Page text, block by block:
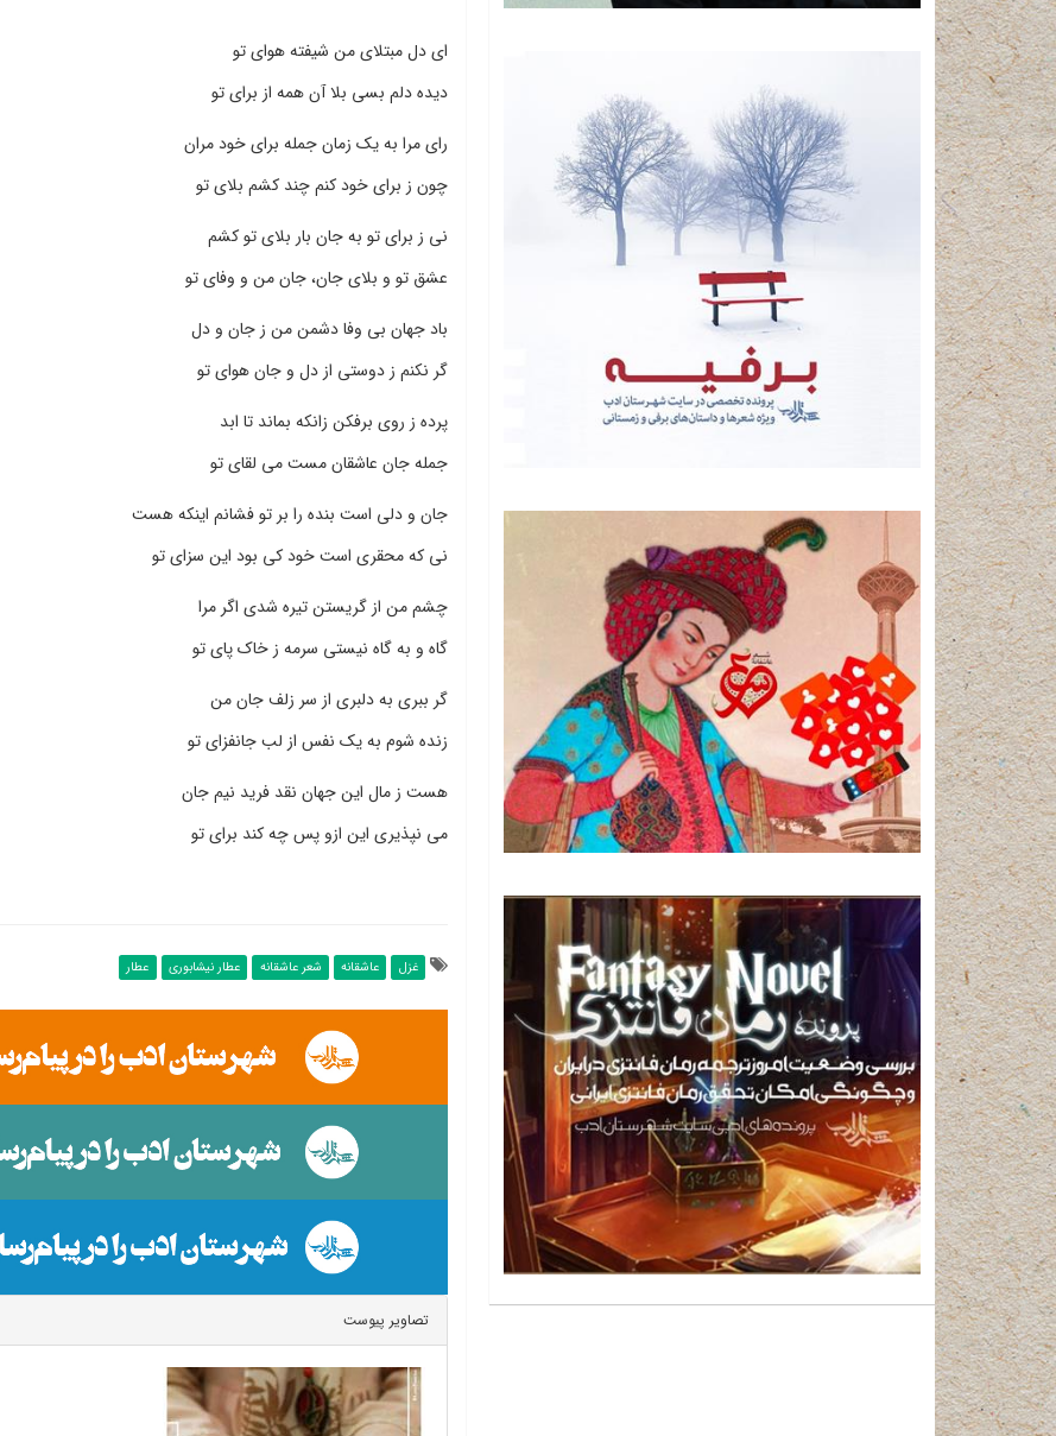
ای دل مبتلای من شیفته هوای تو
دیده دلم بسی بلا آن همه از برای تو
رای مرا به یک زمان جمله برای خود مران
چون ز برای خود کنم چند کشم بلای تو
نی ز برای تو به جان بار بلای تو کشم
عشق تو و بلای جان، جان من و وفای تو
باد جهان بی وفا دشمن من ز جان و دل
گر نکنم ز دوستی از دل و جان هوای تو
پرده ز روی برفکن زانکه بماند تا ابد
جمله جان عاشقان مست می لقای تو
جان و دلی است بنده را بر تو فشانم اینکه هست
نی که محقری است خود کی بود این سزای تو
چشم من از گریستن تیره شدی اگر مرا
گاه و به گاه نیستی سرمه ز خاک پای تو
گر ببری به دلبری از سر زلف جان من
زنده شوم به یک نفس از لب جانفزای تو
هست ز مال این جهان نقد فرید نیم جان
می نپذیری این ازو پس چه کند برای تو
غزل عاشقانه شعر عاشقانه عطار نیشابوری عطار
تصاویر پیوست